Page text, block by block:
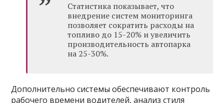
Статистика показывает, что
внедрение систем мониторинга
позволяет сократить расходы на
топливо до 15-20% и увеличить
производительность автопарка
на 25-30%.
Дополнительно системы обеспечивают контроль
рабочего времени водителей, анализ стиля